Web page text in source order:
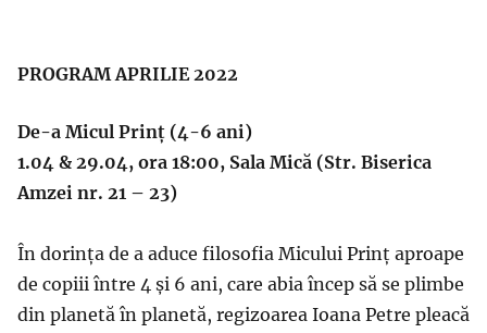
PROGRAM APRILIE 2022
De-a Micul Prinț (4-6 ani)
1.04 & 29.04, ora 18:00, Sala Mică (Str. Biserica
Amzei nr. 21 – 23)
În dorința de a aduce filosofia Micului Prinț aproape
de copiii între 4 și 6 ani, care abia încep să se plimbe
din planetă în planetă, regizoarea Ioana Petre pleacă